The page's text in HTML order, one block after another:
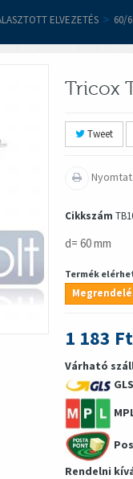
ELVEZETÉS > 60/
Tricox
Tweet
Cikkszám
d= 60 mm
Termék
1 183 Ft
Várható
Rendelni